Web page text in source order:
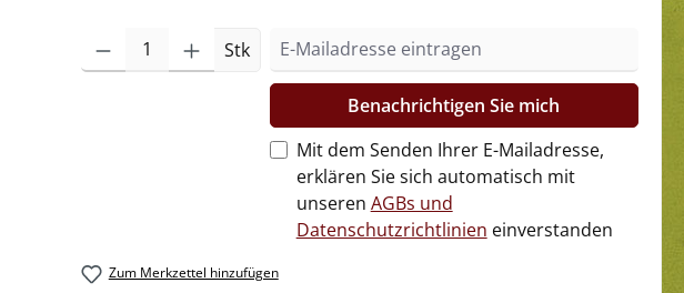
Stk
Benachrichtigen Sie mich
Mit dem Senden Ihrer E-Mailadresse,
erklären Sie sich automatisch mit
unseren AGBs und
Datenschutzrichtlinien einverstanden
Zum Merkzettel hinzufügen